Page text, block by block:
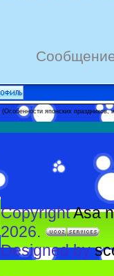
(Особенности японских праздников,
CopyrightAsa
2026.
Designed by